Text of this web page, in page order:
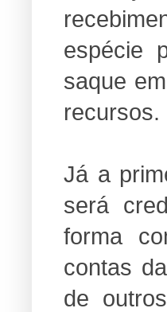
espécie
saque
recursos.
Já a
será
forma
contas
de